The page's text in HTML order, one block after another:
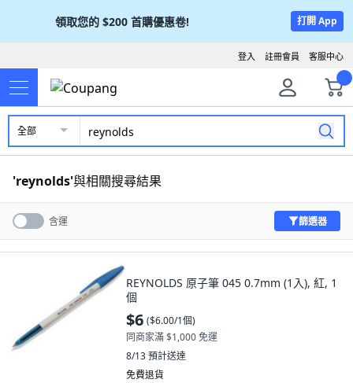
領取您的 $200 首購優惠卷! 打開 App
客服中心
註冊會員
登入
全部
'reynolds'與相關搜尋結果
含運 篩選器
REYNOLDS 原子筆 045 0.7mm (1入), 紅, 1
個
$6 ($6.00/1個)
同商家滿 $1,000 免運
8/13預計送達
免費退貨